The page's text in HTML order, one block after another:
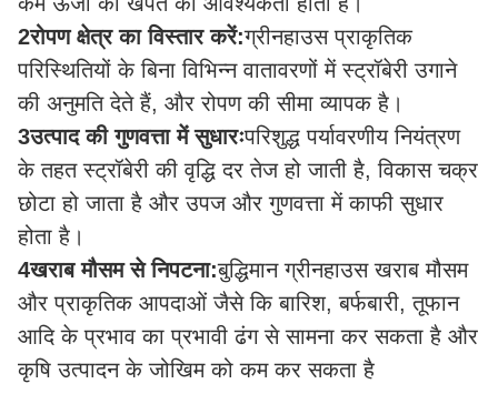
2रोपण क्षेत्र का विस्तार करें:ग्रीनहाउस प्राकृतिक
परिस्थितियों के बिना विभिन्न वातावरणों में स्ट्रॉबेरी उगाने
की अनुमति देते हैं, और रोपण की सीमा व्यापक है।
3उत्पाद की गुणवत्ता में सुधारःपरिशुद्ध पर्यावरणीय नियंत्रण
के तहत स्ट्रॉबेरी की वृद्धि दर तेज हो जाती है, विकास चक्र
छोटा हो जाता है और उपज और गुणवत्ता में काफी सुधार
होता है।
4खराब मौसम से निपटना:बुद्धिमान ग्रीनहाउस खराब मौसम
और प्राकृतिक आपदाओं जैसे कि बारिश, बर्फबारी, तूफान
आदि के प्रभाव का प्रभावी ढंग से सामना कर सकता है और
कृषि उत्पादन के जोखिम को कम कर सकता है